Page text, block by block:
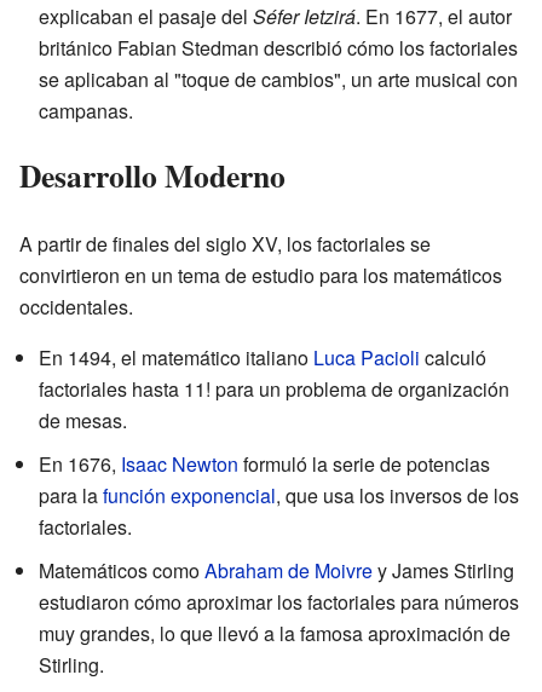
explicaban el pasaje del Séfer Ietzirá. En 1677, el autor
británico Fabian Stedman describió cómo los factoriales
se aplicaban al "toque de cambios", un arte musical con
campanas.
Desarrollo Moderno
A partir de finales del siglo XV, los factoriales se
convirtieron en un tema de estudio para los matemáticos
occidentales.
En 1494, el matemático italiano Luca Pacioli calculó
factoriales hasta 11! para un problema de organización
de mesas.
En 1676, Isaac Newton formuló la serie de potencias
para lafunción exponencial, que usa los inversos de los
factoriales.
Matemáticos comoAbraham de Moivrey James Stirling
estudiaron cómo aproximar los factoriales para números
muy grandes, lo que llevó a la famosa aproximación de
Stirling.